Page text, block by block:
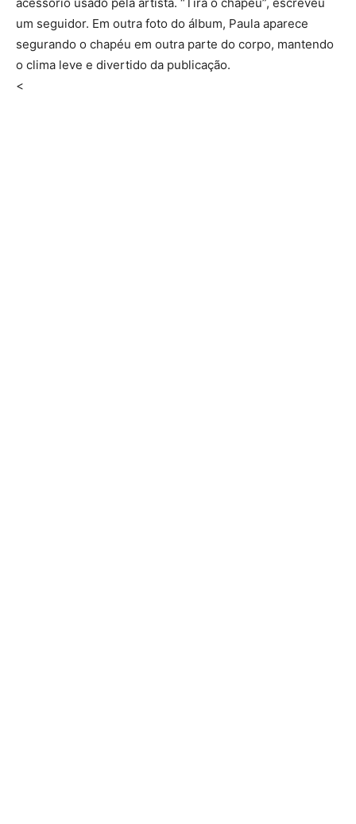
um seguidor. Em outra foto do álbum, Paula aparece
segurando o chapéu em outra parte do corpo, mantendo
o clima leve e divertido da publicação.
<